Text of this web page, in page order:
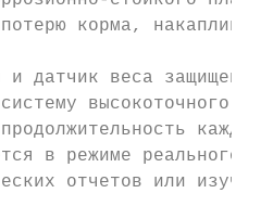
корма,
и датчик веса защищены
высокоточного
в режиме реального
отчетов или